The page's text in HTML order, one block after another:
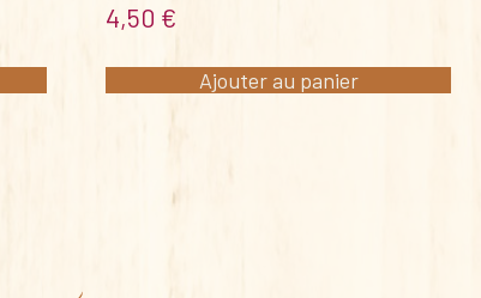
4,50 €
Ajouter au panier